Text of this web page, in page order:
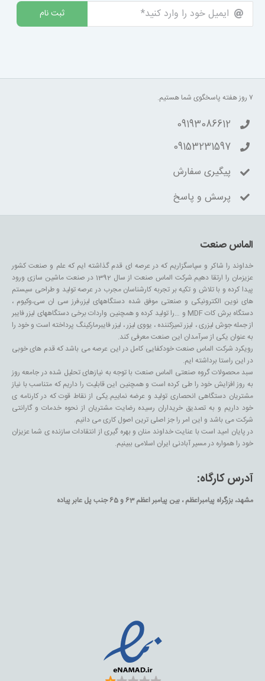
ثبت نام
۷ روز هفته پاسخگوی شما هستیم.
09193086612
09153231597
پیگیری سفارش
پرسش و پاسخ
الماس صنعت
خداوند را شاکر و سپاسگزاریم که در عرصه ای قدم گذاشته ایم که علم و صنعت کشور
عزیزمان را ارتقا دهیم.شرکت الماس صنعت از سال 1392 در صنعت ماشین سازی ورود
پیدا کرده و با تلاش و تکیه بر تجربه کارشناسان مجرب در عرصه تولید و طراحی سیستم
های نوین الکترونیکی و صنعتی موفق شده دستگاههای لیزر،فرز سی ان سی،وکیوم ،
دستگاه برش کات MDF و …را تولید کرده و همچنین واردات برخی دستگاههای لیزر فایبر
از جمله جوش لیزری ، لیزر تمیزکننده ، یووی لیزر ، لیزر فایبرمارکینگ پرداخته است و خود را
به عنوان یکی از سرآمدان این صنعت معرفی کند.
رویکرد شرکت الماس صنعت خودکفایی کامل در این عرصه می باشد که قدم های خوبی
در این راستا برداشته ایم.
سبد محصولات گروه صنعتی الماس صنعت با توجه به نیازهای تحلیل شده در جامعه روز
به روز افزایش خود را طی کرده است و همچنین این قابلیت را داریم که متناسب با نیاز
مشتریان دستگاهی انحصاری تولید و عرضه نماییم.یکی از نقاط قوت که در کارنامه ی
خود داریم و به تصدیق خریداران رسیده رضایت مشتریان از نحوه خدمات و گارانتی
شرکت می باشد و این امر را جز اصلی ترین اصول کاری می دانیم.
در پایان امید است با عنایت خداوند منان و بهره گیری از انتقادات سازنده ی شما عزیزان
خود را همواره در مسیر آبادنی ایران اسلامی ببینیم.
آدرس کارگاه:
مشهد، بزرگراه پیامبراعظم ، بین پیامبر اعظم 63 و 65 جنب پل عابر پیاده